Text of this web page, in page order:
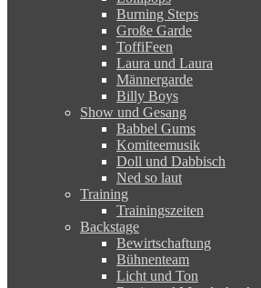
Burning Steps
Große Garde
ToffiFeen
Laura und Laura
Männergarde
Billy Boys
Show und Gesang
Babbel Gums
Komiteemusik
Doll und Dabbisch
Ned so laut
Training
Trainingszeiten
Backstage
Bewirtschaftung
Bühnenteam
Licht und Ton